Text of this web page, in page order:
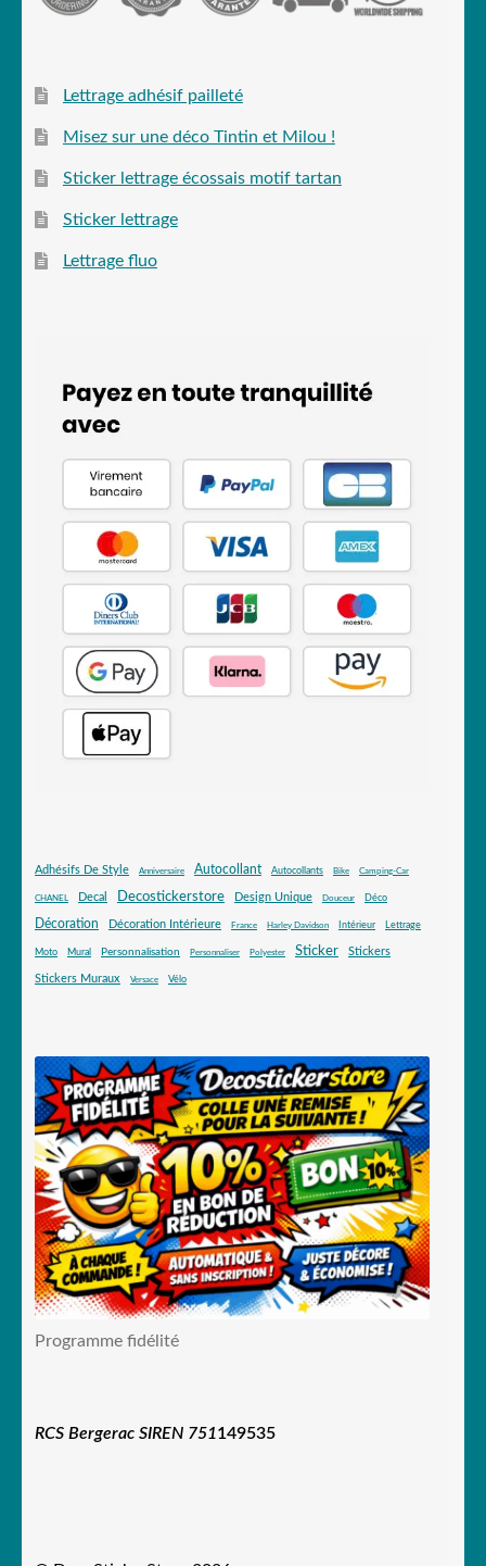
Lettrage adhésif pailleté
Misez sur une déco Tintin et Milou !
Sticker lettrage écossais motif tartan
Sticker lettrage
Lettrage fluo
Adhésifs De Style Anniversaire Autocollant Autocollants Bike Camping-Car
CHANEL Decal Decostickerstore Design Unique Douceur Déco
Décoration Décoration Intérieure France Harley Davidson Intérieur Lettrage
Moto Mural Personnalisation Personnaliser Polyester Sticker Stickers
Stickers Muraux Versace Vélo
Programme fidélité
RCS Bergerac SIREN 751149535